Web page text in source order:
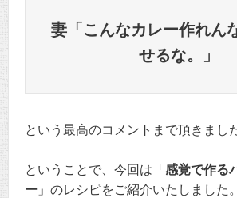
妻「こんなカレー作れん
せるな。」
という最高のコメントまで頂きまし
ということで、今回は「 感覚で作る
ー 」のレシピをご紹介いたしました